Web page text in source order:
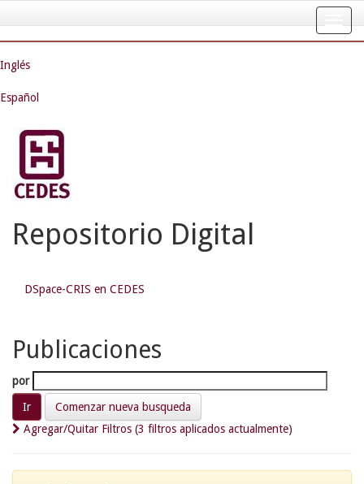
navigation
Inglés
Español
Repositorio Digital
DSpace-CRIS en CEDES
Publicaciones
por
Comenzar nueva busqueda
Agregar/Quitar Filtros (3 filtros aplicados actualmente)